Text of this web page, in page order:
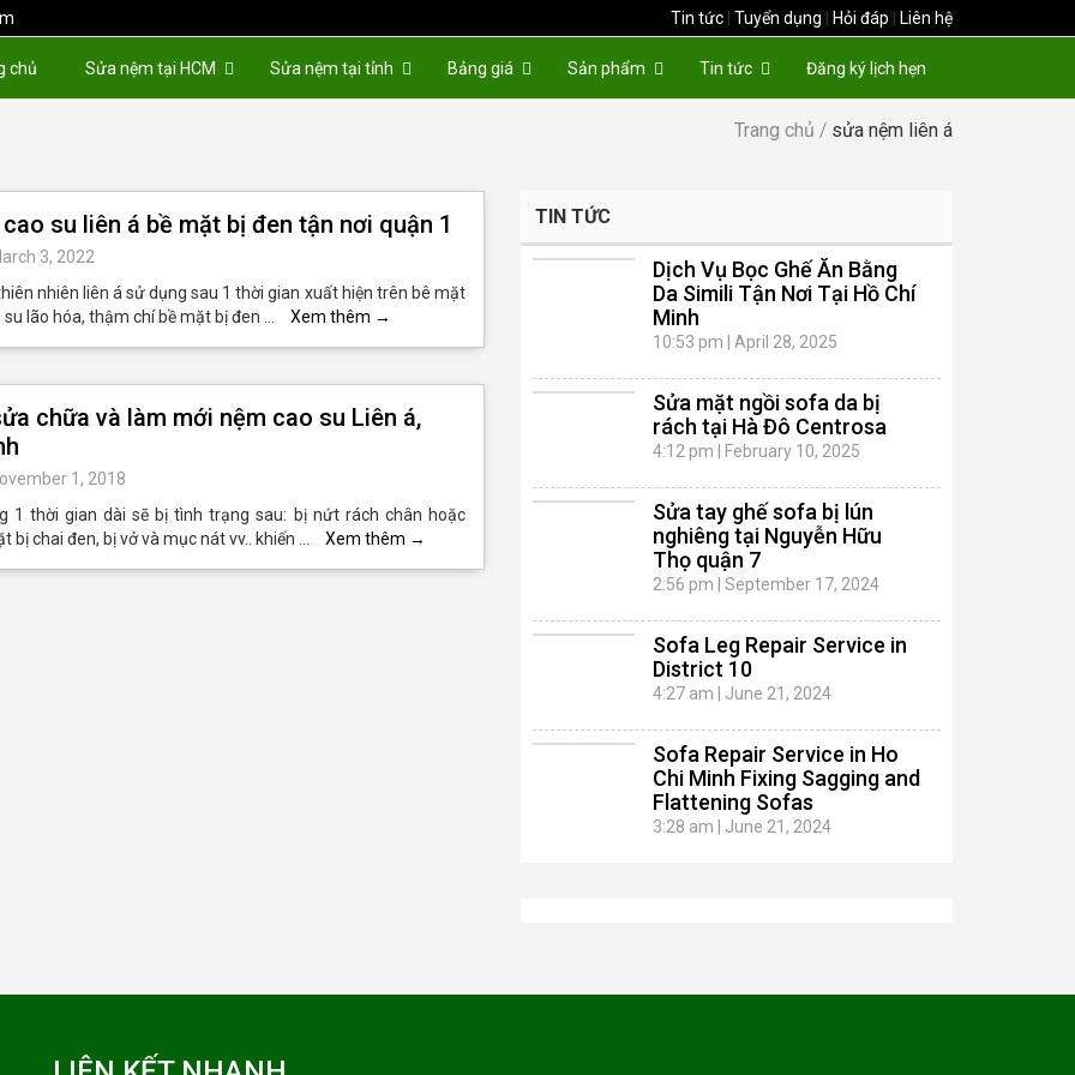
Tin tức Tuyển dụng Hỏi đáp Liên hệ
chủ Sửa nệm tại HCM Sửa nệm tại tỉnh Bảng giá Sản phẩm Tin tức Đăng ký lịch hẹn
Trang chủ / sửa nệm liên á
su liên á bề mặt bị đen tận nơi quận 1
3, 2022
nhiên liên á sử dụng sau 1 thời gian xuất hiện trên bê mặt
su lão hóa, thậm chí bề mặt bị đen …
Xem thêm →
chữa và làm mới nệm cao su Liên á,
1, 2018
1 thời gian dài sẽ bị tình trạng sau: bị nứt rách chân hoặc
bị chai đen, bị vở và mục nát vv.. khiến …
Xem thêm →
TIN TỨC
Dịch Vụ Bọc Ghế Ăn Bằng
Da Simili Tận Nơi Tại Hồ Chí
Minh
10:53 pm April 28, 2025
Sửa mặt ngồi sofa da bị
rách tại Hà Đô Centrosa
4:12 pm February 10, 2025
Sửa tay ghế sofa bị lún
nghiêng tại Nguyễn Hữu
Thọ quận 7
2:56 pm September 17, 2024
Sofa Leg Repair Service in
District 10
4:27 am June 21, 2024
Sofa Repair Service in Ho
Chi Minh Fixing Sagging and
Flattening Sofas
3:28 am June 21, 2024